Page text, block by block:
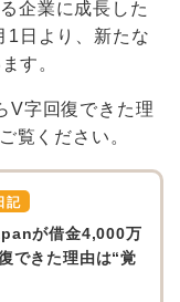
企業に成長した
1日より、新たな
す。
V字回復できた理
覧ください。
記
が借金4,000万
できた理由は“覚